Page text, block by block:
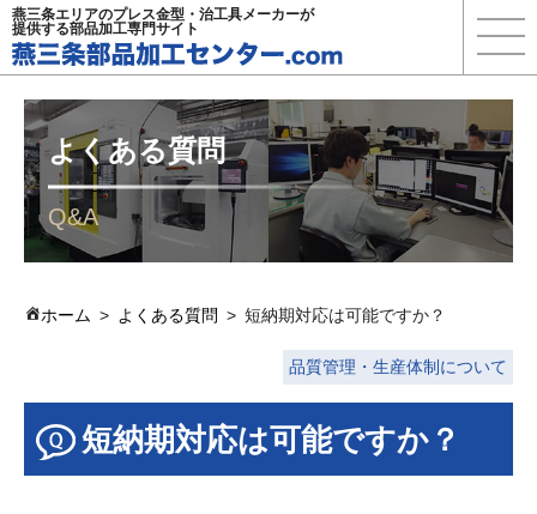
燕三条エリアのプレス金型・治工具メーカーが
提供する部品加工専門サイト
よくある質問
Q&A
ホーム よくある質問 短納期対応は可能ですか？
品質管理・生産体制について
短納期対応は可能ですか？